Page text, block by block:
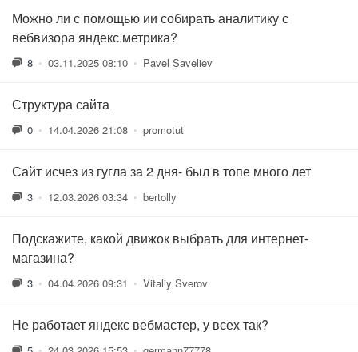
Можно ли с помощью ии собирать аналитику с
вебвизора яндекс.метрика?
8 • 03.11.2025 08:10 • Pavel Saveliev
Структура сайта
0 • 14.04.2026 21:08 • promotut
Сайт исчез из гугла за 2 дня- был в топе много лет
3 • 12.03.2026 03:34 • bertolly
Подскажите, какой движок выбрать для интернет-
магазина?
3 • 04.04.2026 09:31 • Vitaliy Sverov
Не работает яндекс вебмастер, у всех так?